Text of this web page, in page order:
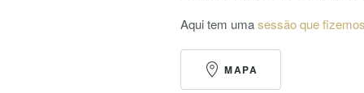
Aqui tem umasessão que
MAPA